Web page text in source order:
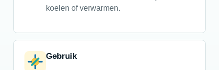
koelen of verwarmen.
Gebruik